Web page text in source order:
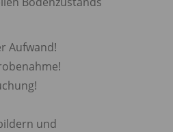
Aufwand!
und